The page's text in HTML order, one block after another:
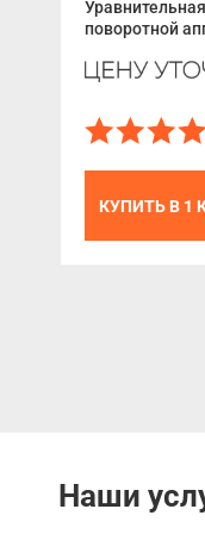
поворотной
КУПИТЬ В 1
Наши